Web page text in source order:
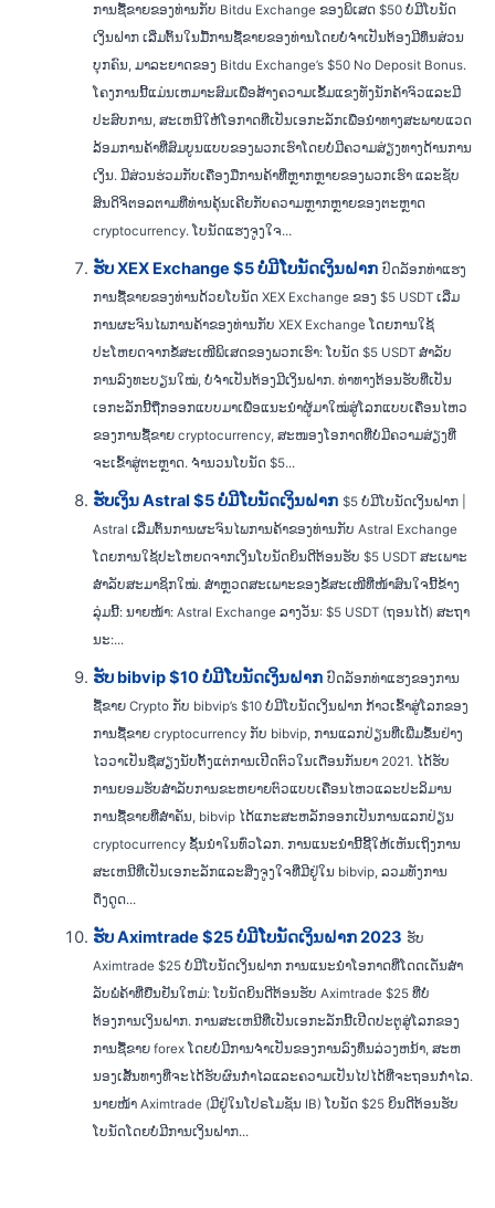
ການຊື້ຂາຍຂອງທ່ານກັບ Bitdu Exchange ຂອງພິເສດ $50 ບໍ່ມີໂບນັດ
ເງິນຝາກ ເລີ່ມຕົ້ນໃນມື້ການຊື້ຂາຍຂອງທ່ານໂດຍບໍ່ຈໍາເປັນຕ້ອງມີທຶນສ່ວນ
ບຸກຄົນ, ມາລະຍາດຂອງ Bitdu Exchange’s $50 No Deposit Bonus.
ໂຄງ​ການ​ນີ້​ແມ່ນ​ເຫມາະ​ສົມ​ເພື່ອ​ສ້າງ​ຄວາມ​ເຂັ້ມ​ແຂງ​ທັງ​ນັກ​ຄ້າ​ຈົວ​ແລະ​ມີ​
ປະ​ສົບ​ການ​, ສະ​ເຫນີ​ໃຫ້​ໂອ​ກາດ​ທີ່​ເປັນ​ເອ​ກະ​ລັກ​ເພື່ອ​ນໍາ​ທາງ​ສະ​ພາບ​ແວດ​
ລ້ອມ​ການ​ຄ້າ​ທີ່​ສົມ​ບູນ​ແບບ​ຂອງ​ພວກ​ເຮົາ​ໂດຍ​ບໍ່​ມີ​ຄວາມ​ສ່ຽງ​ທາງ​ດ້ານ​ການ​
ເງິນ​. ມີສ່ວນຮ່ວມກັບເຄື່ອງມືການຄ້າທີ່ຫຼາກຫຼາຍຂອງພວກເຮົາ ແລະຊັບ
ສິນດິຈິຕອລຕາມທີ່ທ່ານຄຸ້ນເຄີຍກັບຄວາມຫຼາກຫຼາຍຂອງຕະຫຼາດ
cryptocurrency. ໂບນັດແຮງຈູງໃຈ...
ຮັບ XEX Exchange $5 ບໍ່ມີໂບນັດເງິນຝາກ ປົດລັອກທ່າແຮງ
ການຊື້ຂາຍຂອງທ່ານດ້ວຍໂບນັດ XEX Exchange ຂອງ $5 USDT ເລີ່ມ
ການຜະຈົນໄພການຄ້າຂອງທ່ານກັບ XEX Exchange ໂດຍການໃຊ້
ປະໂຫຍດຈາກຂໍ້ສະເໜີພິເສດຂອງພວກເຮົາ: ໂບນັດ $5 USDT ສຳລັບ
ການລົງທະບຽນໃໝ່, ບໍ່ຈໍາເປັນຕ້ອງມີເງິນຝາກ. ທ່າທາງຕ້ອນຮັບທີ່ເປັນ
ເອກະລັກນີ້ຖືກອອກແບບມາເພື່ອແນະນຳຜູ້ມາໃໝ່ສູ່ໂລກແບບເຄື່ອນໄຫວ
ຂອງການຊື້ຂາຍ cryptocurrency, ສະໜອງໂອກາດທີ່ບໍ່ມີຄວາມສ່ຽງທີ່
ຈະເຂົ້າສູ່ຕະຫຼາດ. ຈໍານວນໂບນັດ $5...
ຮັບເງິນ Astral $5 ບໍ່ມີໂບນັດເງິນຝາກ $5 ບໍ່ມີໂບນັດເງິນຝາກ |
Astral ເລີ່ມຕົ້ນການຜະຈົນໄພການຄ້າຂອງທ່ານກັບ Astral Exchange
ໂດຍການໃຊ້ປະໂຫຍດຈາກເງິນໂບນັດຍິນດີຕ້ອນຮັບ $5 USDT ສະເພາະ
ສຳລັບສະມາຊິກໃໝ່. ສຳຫຼວດສະເພາະຂອງຂໍ້ສະເໜີທີ່ໜ້າສົນໃຈນີ້ຂ້າງ
ລຸ່ມນີ້: ນາຍໜ້າ: Astral Exchange ລາງ​ວັນ: $5 USDT (ຖອນໄດ້) ສະຖາ
ນະ:...
ຮັບ bibvip $10 ບໍ່ມີໂບນັດເງິນຝາກ ປົດລັອກທ່າແຮງຂອງການ
ຊື້ຂາຍ Crypto ກັບ bibvip’s $10 ບໍ່ມີໂບນັດເງິນຝາກ ກ້າວເຂົ້າສູ່ໂລກຂອງ
ການຊື້ຂາຍ cryptocurrency ກັບ bibvip, ການແລກປ່ຽນທີ່ເພີ່ມຂຶ້ນຢ່າງ
ໄວວາເປັນຊື່ສຽງນັບຕັ້ງແຕ່ການເປີດຕົວໃນເດືອນກັນຍາ 2021. ໄດ້ຮັບ
ການຍອມຮັບສໍາລັບການຂະຫຍາຍຕົວແບບເຄື່ອນໄຫວແລະປະລິມານ
ການຊື້ຂາຍທີ່ສໍາຄັນ, bibvip ໄດ້ແກະສະຫລັກອອກເປັນການແລກປ່ຽນ
cryptocurrency ຊັ້ນນໍາໃນທົ່ວໂລກ. ການແນະນໍານີ້ຊີ້ໃຫ້ເຫັນເຖິງການ
ສະເຫນີທີ່ເປັນເອກະລັກແລະສິ່ງຈູງໃຈທີ່ມີຢູ່ໃນ bibvip, ລວມທັງການ
ດຶງດູດ...
ຮັບ Aximtrade $25 ບໍ່ມີໂບນັດເງິນຝາກ 2023 ຮັບ
Aximtrade $25 ບໍ່ມີໂບນັດເງິນຝາກ ການແນະນໍາໂອກາດທີ່ໂດດເດັ່ນສໍາ
ລັບພໍ່ຄ້າທີ່ຢືນຢັນໃຫມ່: ໂບນັດຍິນດີຕ້ອນຮັບ Aximtrade $25 ທີ່ບໍ່
ຕ້ອງການເງິນຝາກ. ການສະເຫນີທີ່ເປັນເອກະລັກນີ້ເປີດປະຕູສູ່ໂລກຂອງ
ການຊື້ຂາຍ forex ໂດຍບໍ່ມີການຈໍາເປັນຂອງການລົງທຶນລ່ວງຫນ້າ, ສະຫ
ນອງເສັ້ນທາງທີ່ຈະໄດ້ຮັບຜົນກໍາໄລແລະຄວາມເປັນໄປໄດ້ທີ່ຈະຖອນກໍາໄລ.
ນາຍໜ້າ Aximtrade (ມີຢູ່ໃນໂປຣໂມຊັນ IB) ໂບນັດ $25 ຍິນດີຕ້ອນຮັບ
ໂບນັດໂດຍບໍ່ມີການເງິນຝາກ...